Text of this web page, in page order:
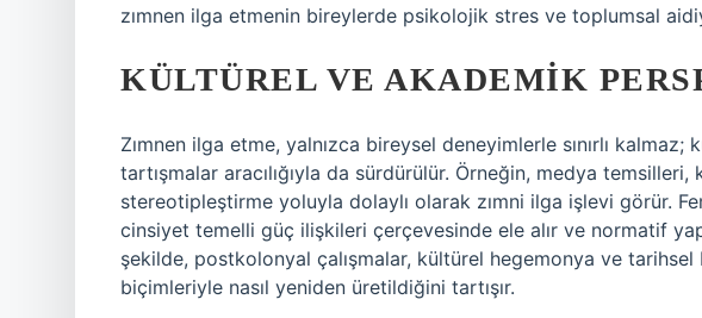
zımnen ilga etmenin bireylerde psikolojik stres ve toplumsal
KÜLTÜREL VE AKADEMIK
Zımnen ilga etme, yalnızca bireysel deneyimlerle sınırlı
tartışmalar aracılığıyla da sürdürülür. Örneğin, medya
stereotipleştirme yoluyla dolaylı olarak zımni ilga işlevi görür.
cinsiyet temelli güç ilişkileri çerçevesinde ele alır ve normatif
şekilde, postkolonyal çalışmalar, kültürel hegemonya ve tarihsel
biçimleriyle nasıl yeniden üretildiğini tartışır.